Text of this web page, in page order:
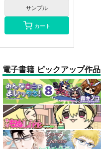
サンプル
カート
電子書籍 ピックアップ作品